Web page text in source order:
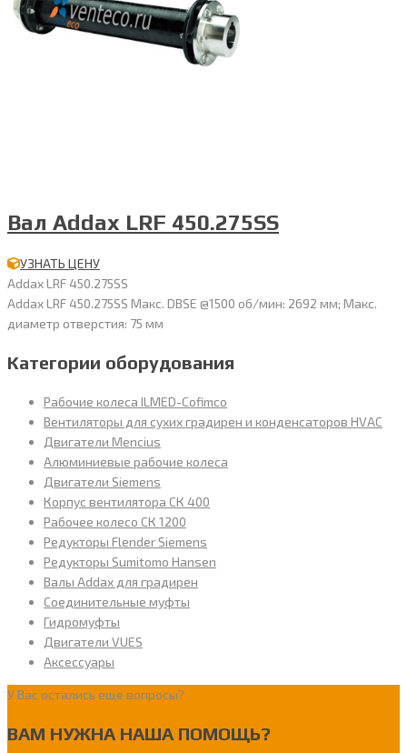
Вал Addax LRF 450.275SS
УЗНАТЬ ЦЕНУ
Addax LRF 450.275SS
Addax LRF 450.275SS Макс. DBSE @1500 об/мин: 2692 мм; Макс.
диаметр отверстия: 75 мм
Категории оборудования
Рабочие колеса ILMED-Cofimco
Вентиляторы для сухих градирен и конденсаторов HVAC
Двигатели Mencius
Алюминиевые рабочие колеса
Двигатели Siemens
Корпус вентилятора СК 400
Рабочее колесо СК 1200
Редукторы Flender Siemens
Редукторы Sumitomo Hansen
Валы Addax для градирен
Соединительные муфты
Гидромуфты
Двигатели VUES
Аксессуары
У Вас остались еще вопросы?
ВАМ НУЖНА НАША ПОМОЩЬ?